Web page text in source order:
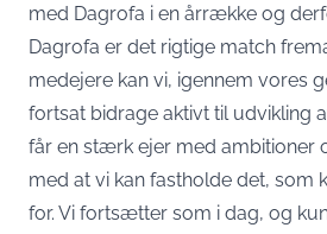
med Dagrofa i en årrække og
Dagrofa er det rigtige match
medejere kan vi, igennem vores
fortsat bidrage aktivt til udvikling
får en stærk ejer med ambitioner
med at vi kan fastholde det, som
for. Vi fortsætter som i dag, og